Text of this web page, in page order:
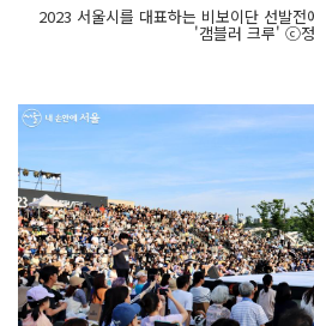
2023 서울시를 대표하는 비보이단 선발
'갬블러 크루' ⓒ